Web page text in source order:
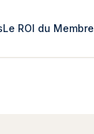
Le ROI du Membre